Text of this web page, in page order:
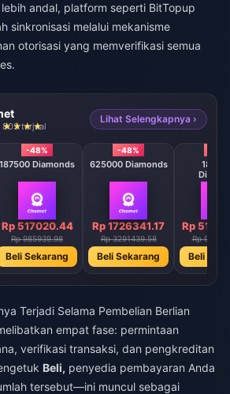
andal, platform seperti BitTopup
sinkronisasi melalui mekanisme
otorisasi yang memverifikasi semua
803 terjual
Lihat Selengkapnya ›
-48%
187500 Diamonds
Rp 517020.44
Rp 985939.98
Beli Sekarang
-48%
625000 Diamonds
Rp 1726341.17
Rp 3291439.58
Beli Sekarang
Rp
Rp
Beli
Terjadi Selama Pembelian Berlian
empat fase: permintaan
verifikasi transaksi, dan pengkreditan
Beli, penyedia pembayaran Anda
tersebut—ini muncul sebagai